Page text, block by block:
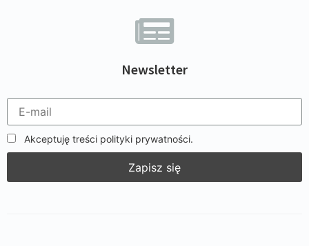
Newsletter
Akceptuję treści polityki prywatności.